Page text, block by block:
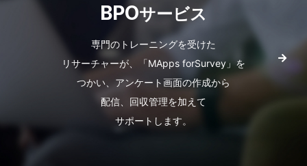
BPOサービス
専門のトレーニングを受けた
リサーチャーが、
「MApps forSurvey」を
つかい、 アンケート画面の作成から
配信、回収管理を加えて
サポートします。